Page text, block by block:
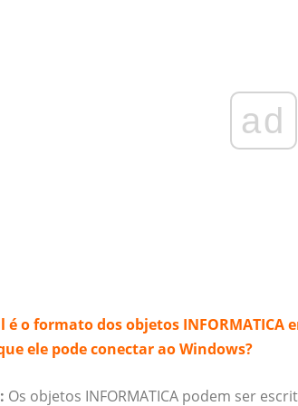
ad
é o formato dos objetos
ele pode conectar ao Windows?
Os objetos INFORMATICA podem ser